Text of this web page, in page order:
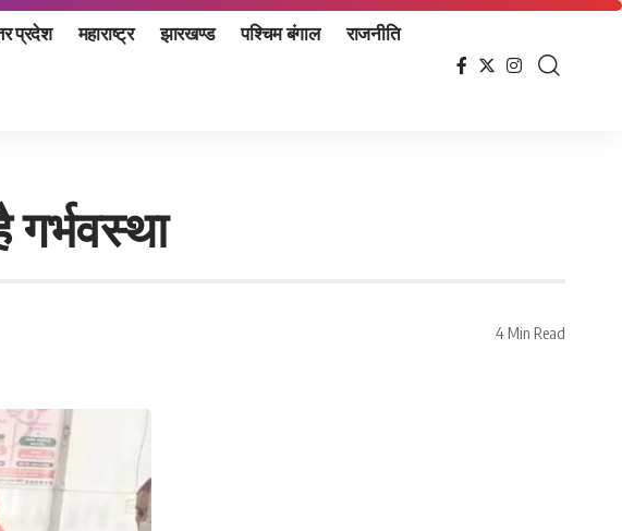
प्रदेश महाराष्ट्र झारखण्ड पश्चिम बंगाल राजनीति
4 Min Read